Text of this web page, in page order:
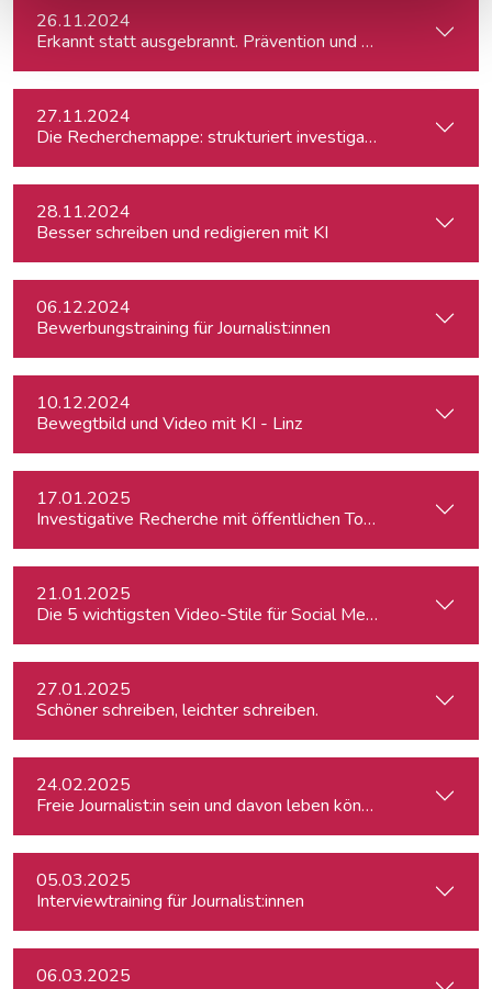
26.11.2024
Erkannt statt ausgebrannt. Prävention und Erste-Hilfe bei
27.11.2024
Die Recherchemappe: strukturiert investigativ arbeiten,
28.11.2024
Besser schreiben und redigieren mit KI
06.12.2024
Bewerbungstraining für Journalist:innen
10.12.2024
Bewegtbild und Video mit KI - Linz
17.01.2025
Investigative Recherche mit öffentlichen Tools – von
21.01.2025
Die 5 wichtigsten Video-Stile für Social Media
27.01.2025
Schöner schreiben, leichter schreiben.
24.02.2025
Freie Journalist:in sein und davon leben können: So geht's
05.03.2025
Interviewtraining für Journalist:innen
06.03.2025